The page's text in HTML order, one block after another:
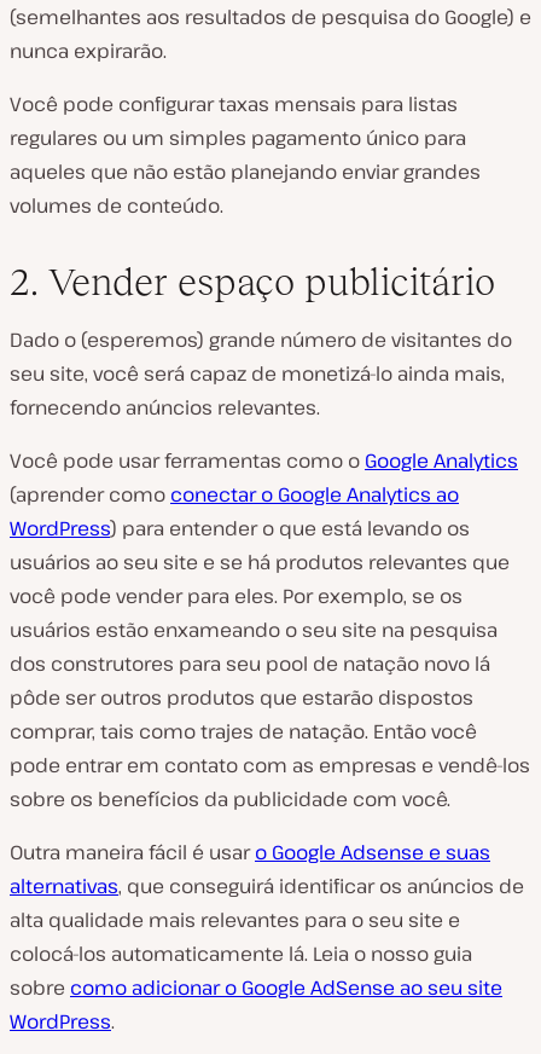
(semelhantes aos resultados de pesquisa do Google) e
nunca expirarão.
Você pode configurar taxas mensais para listas
regulares ou um simples pagamento único para
aqueles que não estão planejando enviar grandes
volumes de conteúdo.
2. Vender espaço publicitário
Dado o (esperemos) grande número de visitantes do
seu site, você será capaz de monetizá-lo ainda mais,
fornecendo anúncios relevantes.
Você pode usar ferramentas como o Google Analytics
(aprender como conectar o Google Analytics ao
WordPress) para entender o que está levando os
usuários ao seu site e se há produtos relevantes que
você pode vender para eles. Por exemplo, se os
usuários estão enxameando o seu site na pesquisa
dos construtores para seu pool de natação novo lá
pôde ser outros produtos que estarão dispostos
comprar, tais como trajes de natação. Então você
pode entrar em contato com as empresas e vendê-los
sobre os benefícios da publicidade com você.
Outra maneira fácil é usaro Google Adsense e suas
alternativas, que conseguirá identificar os anúncios de
alta qualidade mais relevantes para o seu site e
colocá-los automaticamente lá. Leia o nosso guia
sobre como adicionar o Google AdSense ao seu site
WordPress.